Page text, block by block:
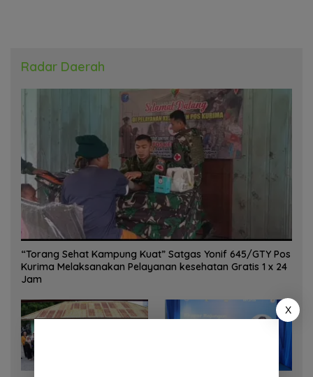
Radar Daerah
“Torang Sehat Kampung Kuat” Satgas Yonif 645/GTY Pos
Kurima Melaksanakan Pelayanan kesehatan Gratis 1 x 24
Jam
X